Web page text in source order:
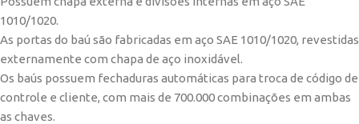
1010/1020.
As portas do baú são fabricadas em aço SAE 1010/1020, revestidas
externamente com chapa de aço inoxidável.
Os baús possuem fechaduras automáticas para troca de código de
controle e cliente, com mais de 700.000 combinações em ambas
as chaves.